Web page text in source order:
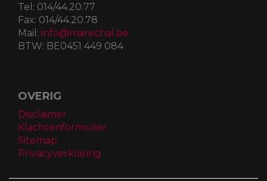
Tel: 014/44.20.77
Fax: 014/44.20.78
Mail: info@marechal.be
BTW: BE0451 449 084
OVERIG
Disclaimer
Klachtenformulier
Sitemap
Privacyverklaring